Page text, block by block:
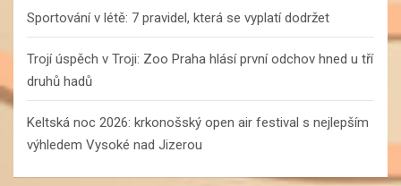
Sportování v létě: 7 pravidel, která se vyplatí dodržet
Trojí úspěch v Troji: Zoo Praha hlásí první odchov hned u tří
druhů hadů
Keltská noc 2026: krkonošský open air festival s nejlepším
výhledem Vysoké nad Jizerou